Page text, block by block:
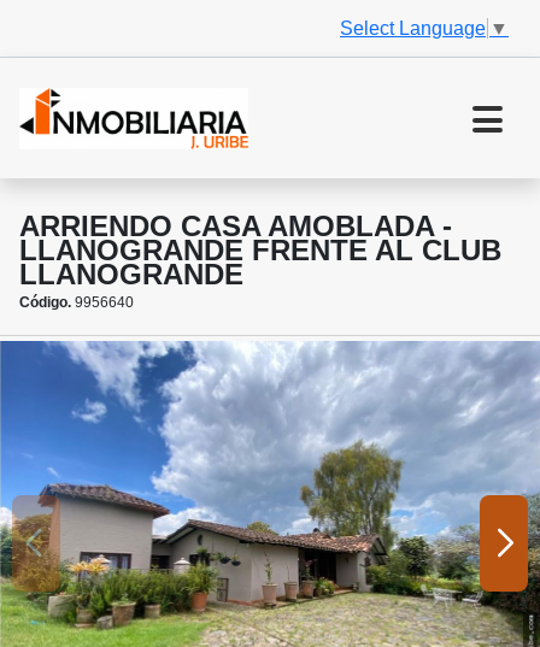
Select Language ▼
ARRIENDO CASA AMOBLADA -
LLANOGRANDE FRENTE AL CLUB
LLANOGRANDE
Código. 9956640